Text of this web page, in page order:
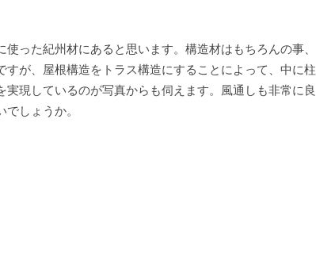
った紀州材にあると思います。構造材はもちろんの事、
すが、屋根構造をトラス構造にすることによって、中に柱
実現しているのが写真からも伺えます。風通しも非常に良
しょうか。